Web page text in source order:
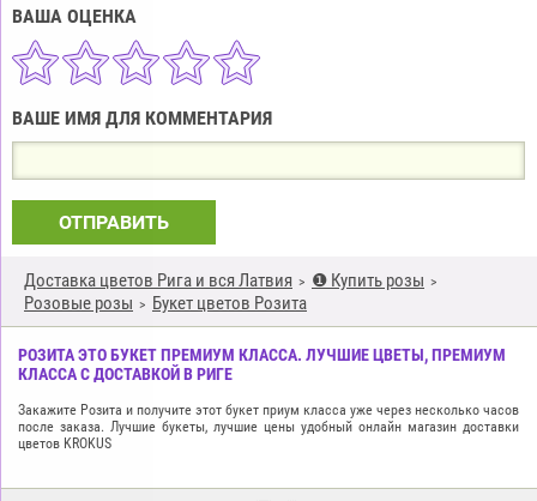
Доставка цветов Рига и вся Латвия
❶ Купить розы
Розовые розы
Букет цветов Розита
РОЗИТА ЭТО БУКЕТ ПРЕМИУМ КЛАССА. ЛУЧШИЕ ЦВЕТЫ, ПРЕМИУМ
КЛАССА С ДОСТАВКОЙ В РИГЕ
Закажите Розита и получите этот букет приум класса уже через несколько часов
после заказа. Лучшие букеты, лучшие цены удобный онлайн магазин доставки
цветов KROKUS
ВАША ОЦЕНКА
ВАШЕ ИМЯ ДЛЯ КОММЕНТАРИЯ
ОТПРАВИТЬ